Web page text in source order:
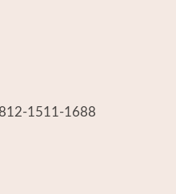
1511-1688